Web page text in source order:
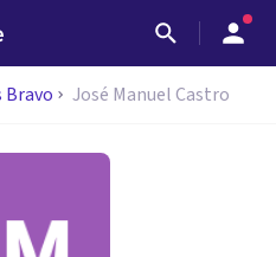
Bravo José Manuel Castro